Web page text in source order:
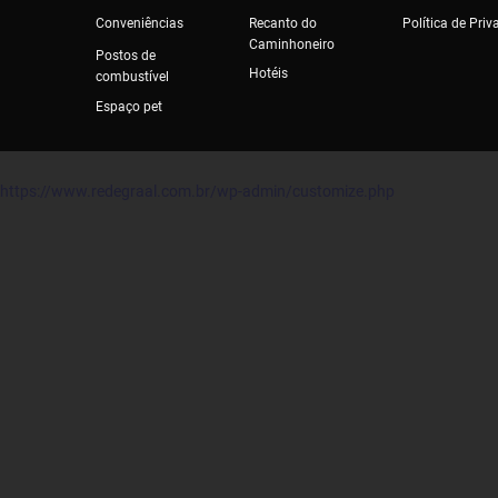
Conveniências
Postos de
combustível
Espaço pet
Recanto do
Caminhoneiro
Hotéis
Política de